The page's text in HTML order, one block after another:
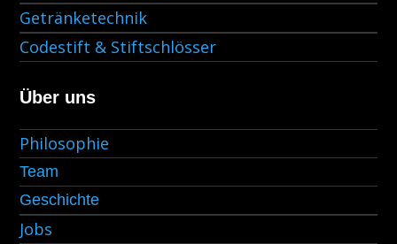
Getränketechnik
Codestift & Stiftschlösser
Über uns
Philosophie
Team
Geschichte
Jobs